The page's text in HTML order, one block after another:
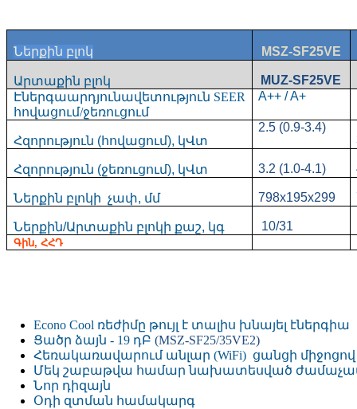
Ներքին բլոկ MSZ-SF25VE
Արտաքին բլոկ
MUZ-SF25VE
Էներգաարդյունավետություն SEER
հովացում/ջեռուցում
A++ / A+
Հզորություն (հովացում), կՎտ
2.5 (0.9-3.4)
Հզորություն (ջեռուցում), կՎտ 3.2 (1.0-4.1)
Ներքին բլոկի չափ, մմ 798x195x299
Ներքին/Արտաքին բլոկի քաշ, կգ 10/31
Գին, ՀՀԴ
Econo Cool ռեժիմը թույլ է տալիս խնայել էներգիա
Ցածր ձայն - 19 դԲ (MSZ-SF25/35VE2)
Հեռակառավարում անլար (WiFi) ցանցի միջոցով
Մեկ շաբաթվա համար նախատեսված
Նոր դիզայն
Օդի զտման համակարգ